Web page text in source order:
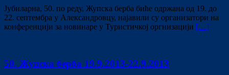
Јубиларна, 50. по реду, Жупска берба биће одржана од 19. до
22. септембра у Александровцу, најавили су организатори на
конференцији за новинаре у Туристичкој оргнизацији […]
50. Жупска берба 19.9.2013-22.9.2013